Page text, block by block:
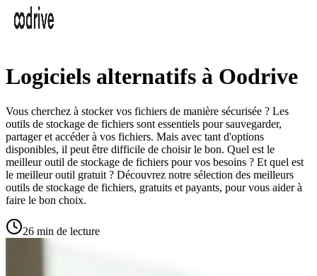
Logiciels alternatifs à Oodrive
Vous cherchez à stocker vos fichiers de manière sécurisée ? Les
outils de stockage de fichiers sont essentiels pour sauvegarder,
partager et accéder à vos fichiers. Mais avec tant d'options
disponibles, il peut être difficile de choisir le bon. Quel est le
meilleur outil de stockage de fichiers pour vos besoins ? Et quel est
le meilleur outil gratuit ? Découvrez notre sélection des meilleurs
outils de stockage de fichiers, gratuits et payants, pour vous aider à
faire le bon choix.
26 min de lecture